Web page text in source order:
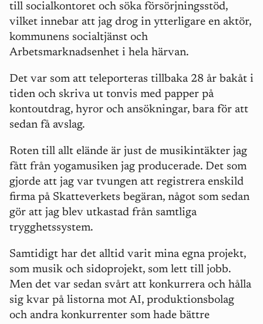
till socialkontoret och söka försörjningsstöd,
vilket innebar att jag drog in ytterligare en aktör,
kommunens socialtjänst och
Arbetsmarknadsenhet i hela härvan.
Det var som att teleporteras tillbaka 28 år bakåt i
tiden och skriva ut tonvis med papper på
kontoutdrag, hyror och ansökningar, bara för att
sedan få avslag.
Roten till allt elände är just de musikintäkter jag
fått från yogamusiken jag producerade. Det som
gjorde att jag var tvungen att registrera enskild
firma på Skatteverkets begäran, något som sedan
gör att jag blev utkastad från samtliga
trygghetssystem.
Samtidigt har det alltid varit mina egna projekt,
som musik och sidoprojekt, som lett till jobb.
Men det var sedan svårt att konkurrera och hålla
sig kvar på listorna mot AI, produktionsbolag
och andra konkurrenter som hade bättre